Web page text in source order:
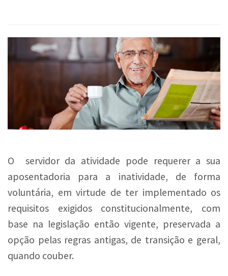
O servidor da atividade pode requerer a sua
aposentadoria para a inatividade, de forma
voluntária, em virtude de ter implementado os
requisitos exigidos constitucionalmente, com
base na legislação então vigente, preservada a
opção pelas regras antigas, de transição e geral,
quando couber.